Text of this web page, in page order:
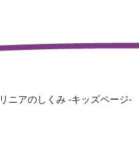
リニアのしくみ -キッズページ-